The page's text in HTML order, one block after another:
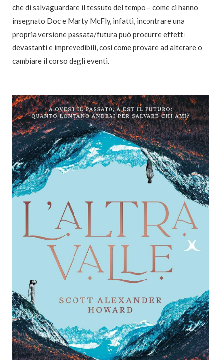
che di salvaguardare il tessuto del tempo – come ci hanno
insegnato Doc e Marty McFly, infatti, incontrare una
propria versione passata/futura può produrre effetti
devastanti e imprevedibili, così come provare ad alterare o
cambiare il corso degli eventi.